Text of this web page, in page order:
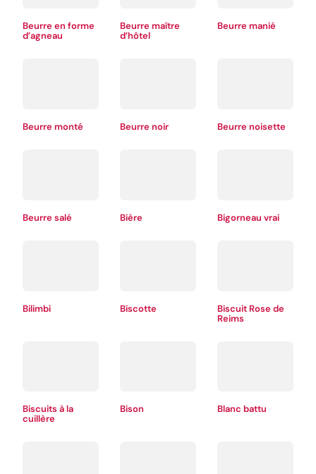
Beurre en forme
d’agneau
Beurre maître
d’hôtel
Beurre manié
Beurre monté Beurre noir Beurre noisette
Beurre salé Bière Bigorneau vrai
Bilimbi Biscotte
Biscuit Rose de
Reims
Biscuits à la
cuillère
Bison Blanc battu